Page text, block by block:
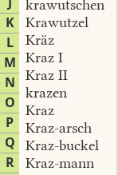
K
L
M
N
O
P
Q
R
krawutschen
Krawutzel
Kräz
Kraz I
Kraz II
krazen
Kraz
Kraz-arsch
Kraz-buckel
Kraz-mann